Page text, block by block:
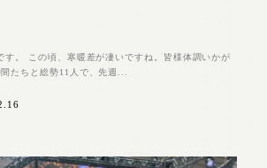
す。 この頃、寒暖差が凄いですね。皆様体調いかが
たちと総勢11人で、先週...